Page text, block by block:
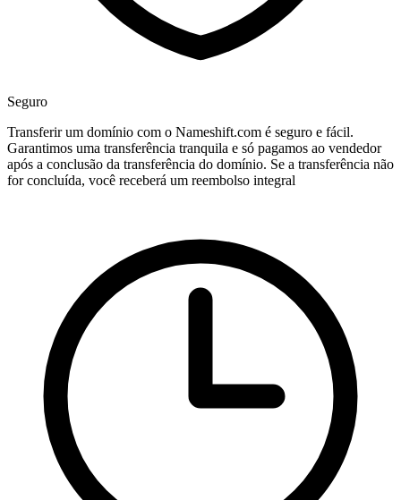
Seguro
Transferir um domínio com o Nameshift.com é seguro e fácil.
Garantimos uma transferência tranquila e só pagamos ao vendedor
após a conclusão da transferência do domínio. Se a transferência não
for concluída, você receberá um reembolso integral